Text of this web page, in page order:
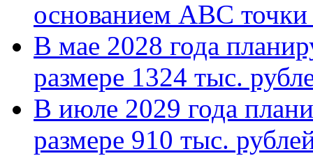
основанием АВС
В мае 2028 года
размере 1324 тыс.
В июле 2029 года
размере 910 тыс.